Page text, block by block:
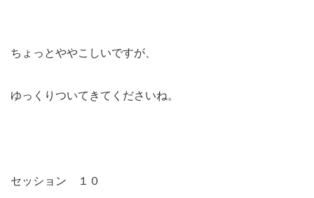
ちょっとややこしいですが、
ゆっくりついてきてくださいね。
セッション １０